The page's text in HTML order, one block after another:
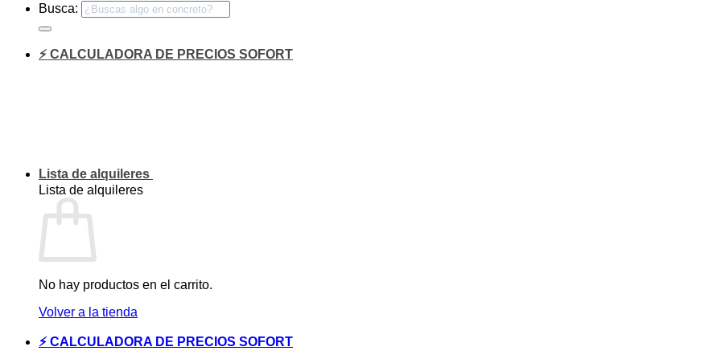
Busca:
⚡ CALCULADORA DE PRECIOS SOFORT
Lista de alquileres
Lista de alquileres
No hay productos en el carrito.
Volver a la tienda
⚡ CALCULADORA DE PRECIOS SOFORT